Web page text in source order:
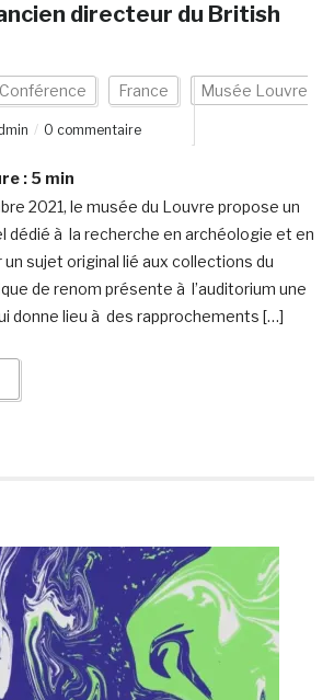
directeur du British
Conférence France Musée Louvre
0 commentaire
: 5 min
2021, le musée du Louvre propose un
dédié à la recherche en archéologie et en
un sujet original lié aux collections du
de renom présente à l’auditorium une
donne lieu à des rapprochements […]